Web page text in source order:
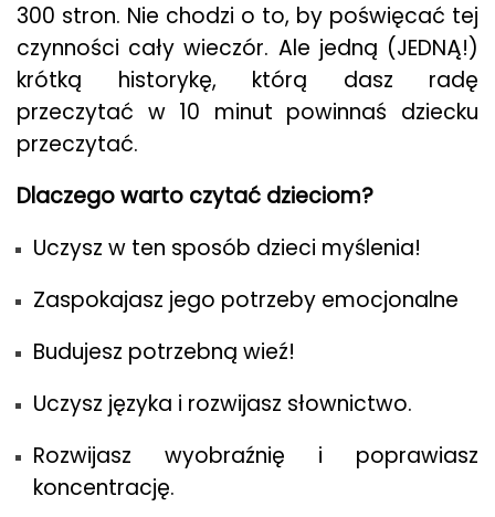
300 stron. Nie chodzi o to, by poświęcać tej
czynności cały wieczór. Ale jedną (JEDNĄ!)
krótką historykę, którą dasz radę
przeczytać w 10 minut powinnaś dziecku
przeczytać.
Dlaczego warto czytać dzieciom?
Uczysz w ten sposób dzieci myślenia!
Zaspokajasz jego potrzeby emocjonalne
Budujesz potrzebną wieź!
Uczysz języka i rozwijasz słownictwo.
Rozwijasz wyobraźnię i poprawiasz
koncentrację.